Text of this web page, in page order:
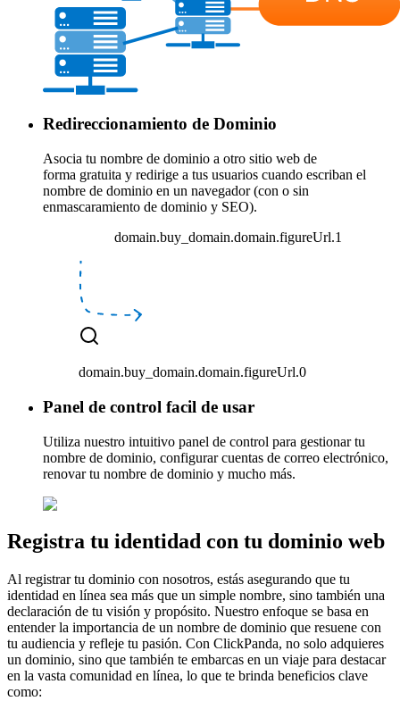
Redireccionamiento de Dominio
Asocia tu nombre de dominio a otro sitio web de
forma gratuita y redirige a tus usuarios cuando escriban el
nombre de dominio en un navegador (con o sin
enmascaramiento de dominio y SEO).
domain.buy_domain.domain.figureUrl.1
domain.buy_domain.domain.figureUrl.0
Panel de control facil de usar
Utiliza nuestro intuitivo panel de control para gestionar tu
nombre de dominio, configurar cuentas de correo electrónico,
renovar tu nombre de dominio y mucho más.
Registra tu identidad con tu dominio web
Al registrar tu dominio con nosotros, estás asegurando que tu
identidad en línea sea más que un simple nombre, sino también una
declaración de tu visión y propósito. Nuestro enfoque se basa en
entender la importancia de un nombre de dominio que resuene con
tu audiencia y refleje tu pasión. Con ClickPanda, no solo adquieres
un dominio, sino que también te embarcas en un viaje para destacar
en la vasta comunidad en línea, lo que te brinda beneficios clave
como: